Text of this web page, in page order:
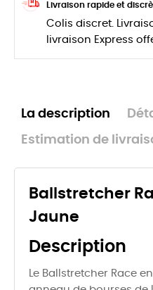
Livraison rapide et
Colis discret.
livraison Express
La description
Estimation de
Ballstretcher
Jaune
Description
Le Ballstretcher Race